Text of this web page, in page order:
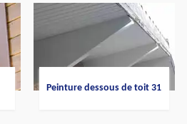
Peinture dessous de toit 31